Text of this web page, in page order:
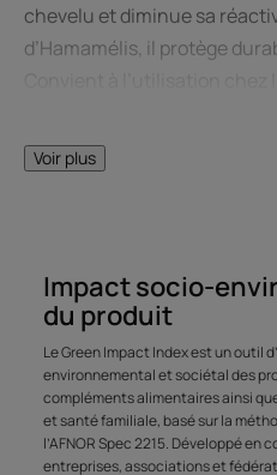
chevelu et diminue sa
d’Hamamélis, il protège
sélectionnés pour leur
enfants dès 3 ans.
Bénéfices
• NETTOIE EN DOUCEUR :
et une formule composée
Voir plus
Impact socio-
du produit
Le Green Impact Index est un outil
environnemental et sociétal des
compléments alimentaires ainsi
et santé familiale, basé sur la
l’AFNOR Spec 2215. Développé en
entreprises, associations et